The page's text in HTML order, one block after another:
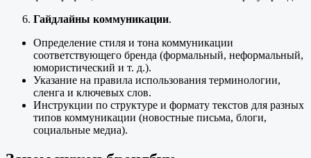
Гайдлайны коммуникации.
Определение стиля и тона коммуникации
соответствующего бренда (формальный, неформальный,
юмористический и т. д.).
Указание на правила использования терминологии,
сленга и ключевых слов.
Инструкции по структуре и формату текстов для разных
типов коммуникации (новостные письма, блоги,
социальные медиа).